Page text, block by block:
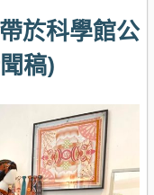
於科學館公
稿)